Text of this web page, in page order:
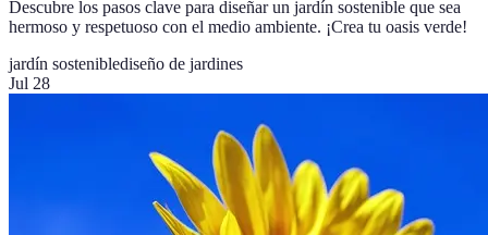
Descubre los pasos clave para diseñar un jardín sostenible que sea
hermoso y respetuoso con el medio ambiente. ¡Crea tu oasis verde!
jardín sosteniblediseño de jardines
Jul 28